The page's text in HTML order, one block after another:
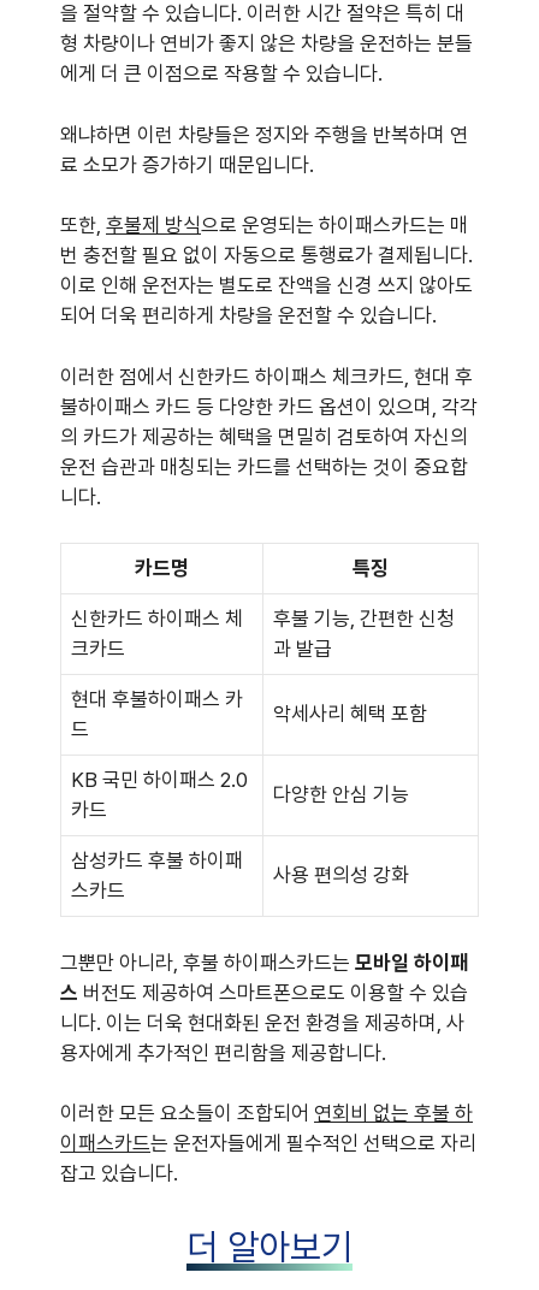
을 절약할 수 있습니다. 이러한 시간 절약은 특히 대
형 차량이나 연비가 좋지 않은 차량을 운전하는 분들
에게 더 큰 이점으로 작용할 수 있습니다.
왜냐하면 이런 차량들은 정지와 주행을 반복하며 연
료 소모가 증가하기 때문입니다.
또한, 후불제 방식으로 운영되는 하이패스카드는 매
번 충전할 필요 없이 자동으로 통행료가 결제됩니다.
이로 인해 운전자는 별도로 잔액을 신경 쓰지 않아도
되어 더욱 편리하게 차량을 운전할 수 있습니다.
이러한 점에서 신한카드 하이패스 체크카드, 현대 후
불하이패스 카드 등 다양한 카드 옵션이 있으며, 각각
의 카드가 제공하는 혜택을 면밀히 검토하여 자신의
운전 습관과 매칭되는 카드를 선택하는 것이 중요합
니다.
카드명 특징
신한카드 하이패스 체
크카드
후불 기능, 간편한 신청
과 발급
현대 후불하이패스 카
드
악세사리 혜택 포함
KB 국민 하이패스 2.0
카드
다양한 안심 기능
삼성카드 후불 하이패
스카드
사용 편의성 강화
그뿐만 아니라, 후불 하이패스카드는 모바일 하이패
스 버전도 제공하여 스마트폰으로도 이용할 수 있습
니다. 이는 더욱 현대화된 운전 환경을 제공하며, 사
용자에게 추가적인 편리함을 제공합니다.
이러한 모든 요소들이 조합되어 연회비 없는 후불 하
이패스카드는 운전자들에게 필수적인 선택으로 자리
잡고 있습니다.
더 알아보기